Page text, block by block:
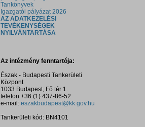
Tankönyvek
Igazgatói pályázat 2026
AZ ADATKEZELÉSI
TEVÉKENYSÉGEK
NYILVÁNTARTÁSA
Az intézmény fenntartója:
Észak - Budapesti Tankerületi
Központ
1033 Budapest, Fő tér 1.
telefon:+36 (1) 437-86-52
e-mail: eszakbudapest@kk.gov.hu
Tankerületi kód: BN4101